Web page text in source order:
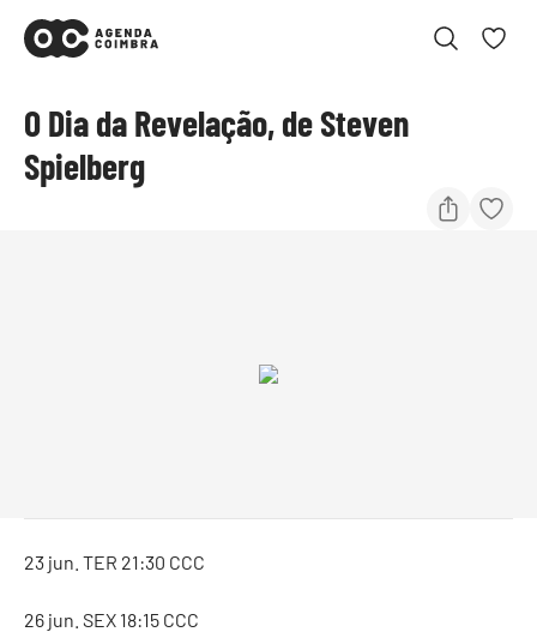
O Dia da Revelação, de Steven
Spielberg
23 jun. TER 21:30 CCC
26 jun. SEX 18:15 CCC